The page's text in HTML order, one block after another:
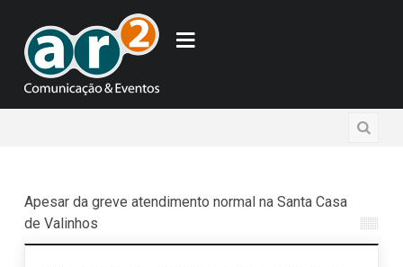
Apesar da greve atendimento normal na Santa Casa
de Valinhos